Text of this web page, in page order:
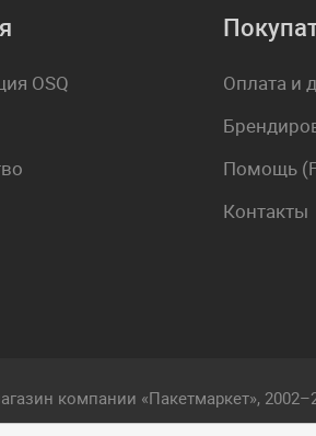
OSQ
Оплата и
Помощь
Контакты
компании «Пакетмаркет»,